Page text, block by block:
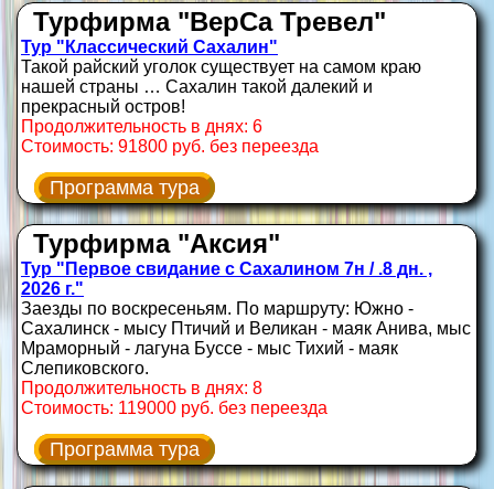
Турфирма "ВерСа Тревел"
Тур "Классический Сахалин"
Такой райский уголок существует на самом краю
нашей страны … Сахалин такой далекий и
прекрасный остров!
Продолжительность в днях: 6
Стоимость: 91800 руб. без переезда
Программа тура
Турфирма "Аксия"
Тур "Первое свидание с Сахалином 7н / .8 дн. ,
2026 г."
Заезды по воскресеньям. По маршруту: Южно -
Сахалинск - мысу Птичий и Великан - маяк Анива, мыс
Мраморный - лагуна Буссе - мыс Тихий - маяк
Слепиковского.
Продолжительность в днях: 8
Стоимость: 119000 руб. без переезда
Программа тура